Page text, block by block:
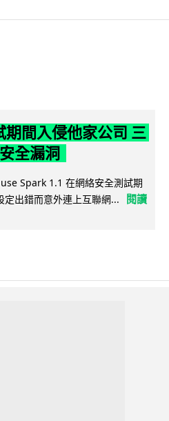
間入侵他家公司 三
全漏洞
Spark 1.1 在網絡安全測試期
出錯而意外連上互聯網...
閱讀